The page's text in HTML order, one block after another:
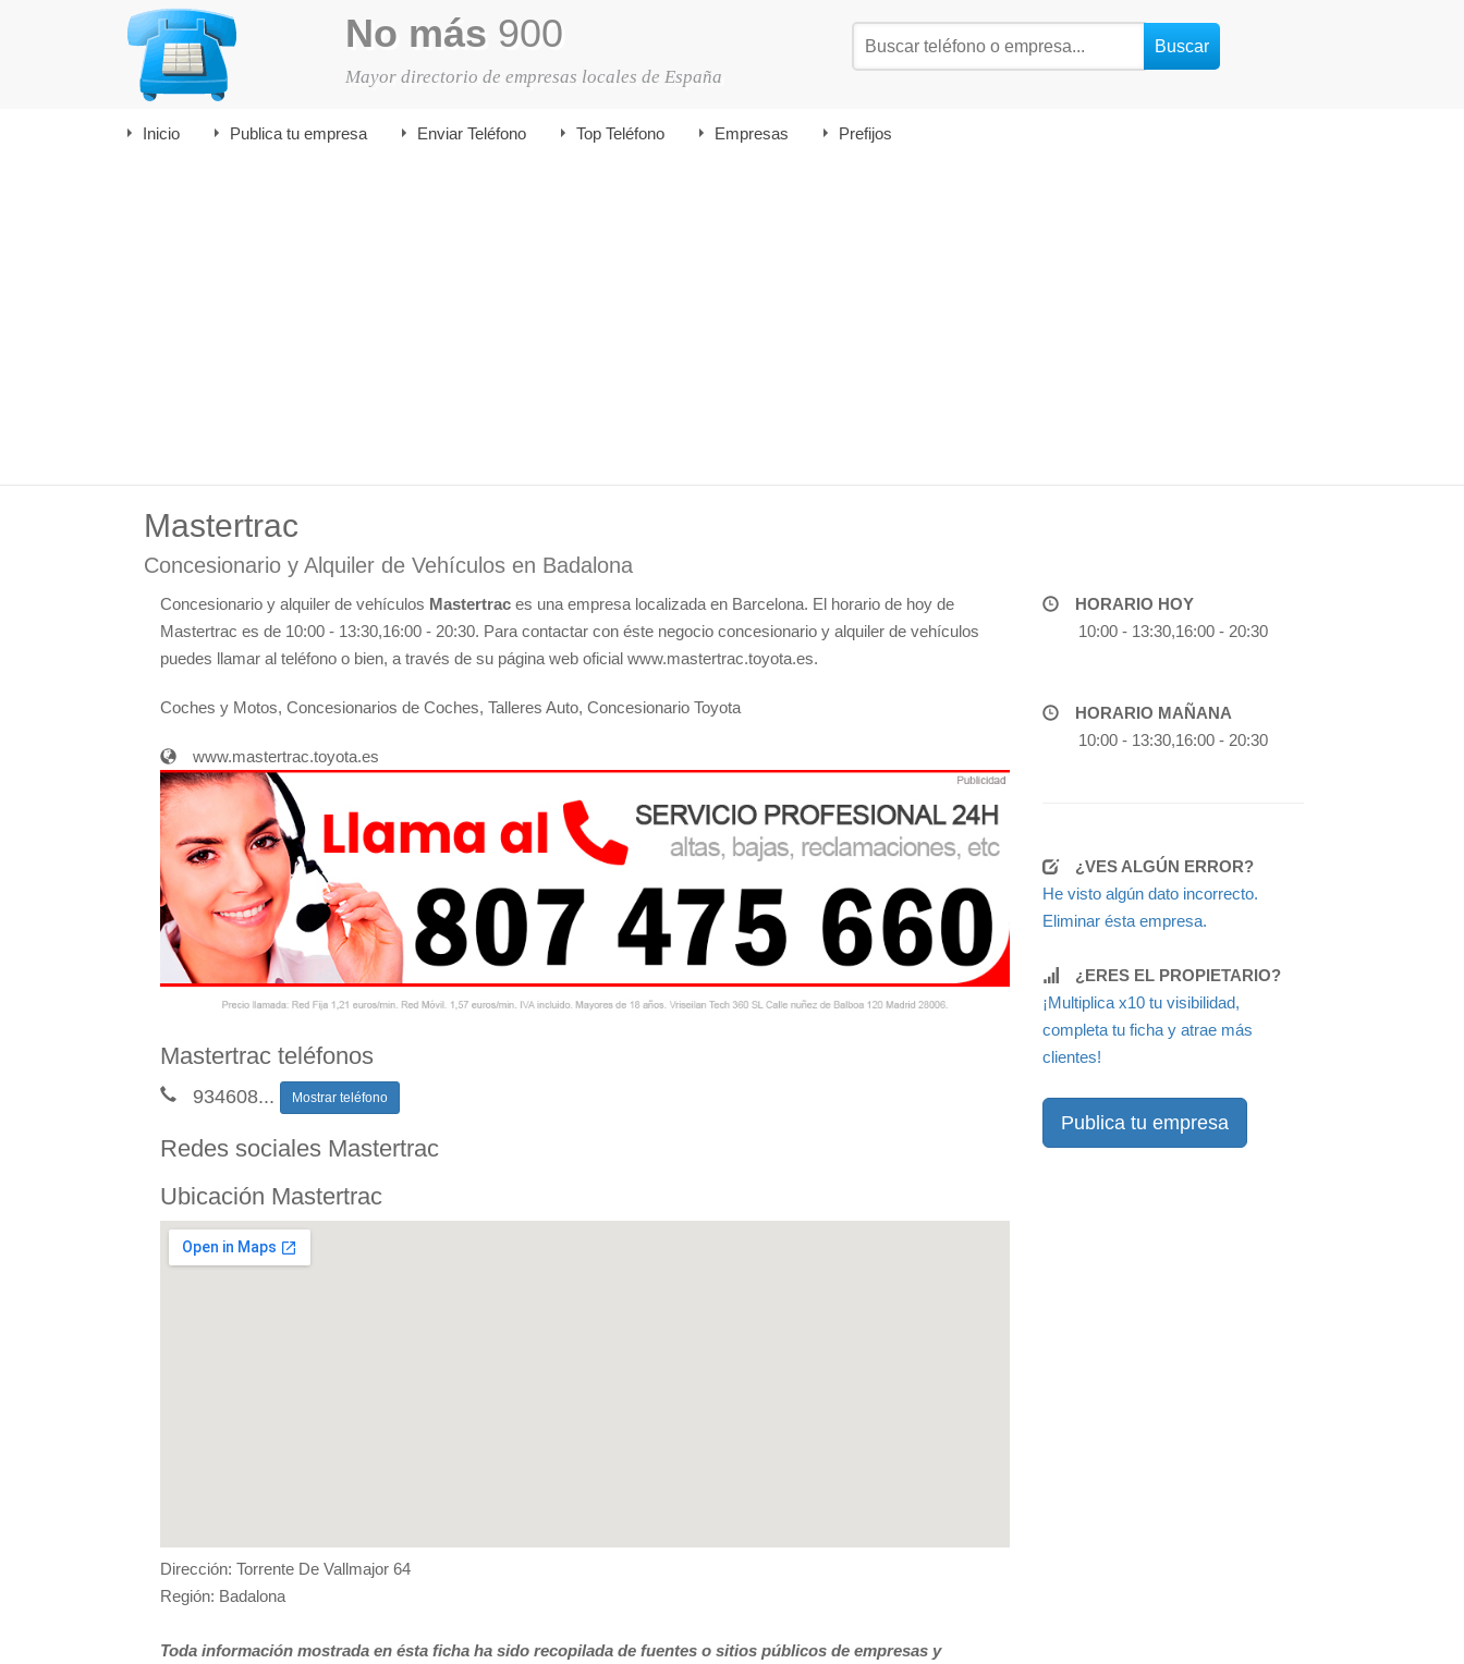
No más 900
Mayor directorio de empresas locales de España
Inicio Publica tu empresa Enviar Teléfono Top Teléfono Empresas Prefijos
Mastertrac
Concesionario y Alquiler de Vehículos en Badalona
Concesionario y alquiler de vehículos Mastertrac es una empresa localizada en Barcelona. El horario de hoy de
Mastertrac es de 10:00 - 13:30,16:00 - 20:30. Para contactar con éste negocio concesionario y alquiler de vehículos
puedes llamar al teléfono o bien, a través de su página web oficial www.mastertrac.toyota.es.
Coches y Motos, Concesionarios de Coches, Talleres Auto, Concesionario Toyota
www.mastertrac.toyota.es
Mastertrac teléfonos
934608... Mostrar teléfono
Redes sociales Mastertrac
Ubicación Mastertrac
Dirección: Torrente De Vallmajor 64
Región: Badalona
Toda información mostrada en ésta ficha ha sido recopilada de fuentes o sitios públicos de empresas y
HORARIO HOY
10:00 - 13:30,16:00 - 20:30
HORARIO MAÑANA
10:00 - 13:30,16:00 - 20:30
¿VES ALGÚN ERROR?
He visto algún dato incorrecto.
Eliminar ésta empresa.
¿ERES EL PROPIETARIO?
¡Multiplica x10 tu visibilidad,
completa tu ficha y atrae más
clientes!
Publica tu empresa